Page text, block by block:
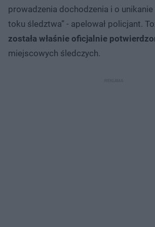
prowadzenia dochodzenia i o
toku śledztwa” - apelował policjant.
została właśnie oficjalnie
miejscowych śledczych.